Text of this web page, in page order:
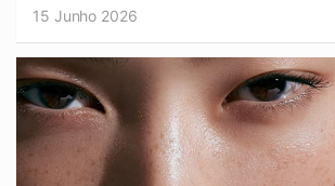
15 Junho 2026